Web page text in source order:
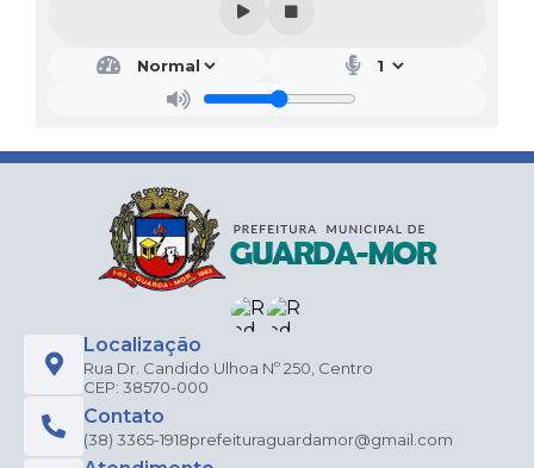
Localização
Rua Dr. Candido Ulhoa Nº 250, Centro
CEP: 38570-000
Contato
(38) 3365-1918prefeituraguardamor@gmail.com